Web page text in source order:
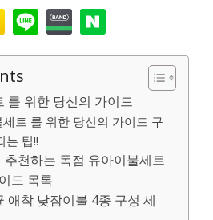
를 위한 당신의 가이드
트 를 위한 당신의 가이드 구
는 팁!!
천하는 독점 유아이불세트
드 목록
애착 낮잠이불 4종 구성 세